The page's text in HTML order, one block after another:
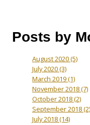
Posts by
August 2020(5)
July 2020(3)
March 2019(1)
November 2018(7)
October 2018(2)
September 2018(2)
July 2018(14)